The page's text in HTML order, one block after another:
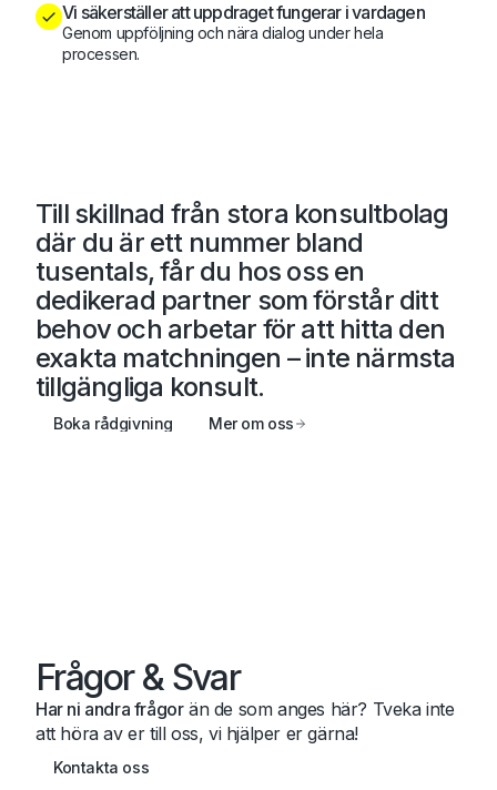
Vi säkerställer att uppdraget fungerar i vardagen
Genom uppföljning och nära dialog under hela
processen.
Till skillnad från stora konsultbolag
där du är ett nummer bland
tusentals, får du hos oss en
dedikerad partner som förstår ditt
behov och arbetar för att hitta den
exakta matchningen – inte närmsta
tillgängliga konsult.
Boka rådgivning Mer om oss
Frågor & Svar
Har ni andra frågorän de som anges här? Tveka inte
att höra av er till oss, vi hjälper er gärna!
Kontakta oss